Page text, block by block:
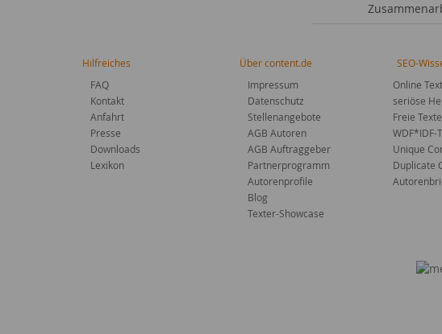
Hilfreiches
FAQ
Kontakt
Anfahrt
Presse
Downloads
Lexikon
Über content.de
Impressum
Datenschutz
Stellenangebote
AGB Autoren
AGB Auftraggeber
Partnerprogramm
Autorenprofile
Blog
Texter-Showcase
SEO-
Online
seriöse
Freie
WDF*IDF-
Unique
Duplicate